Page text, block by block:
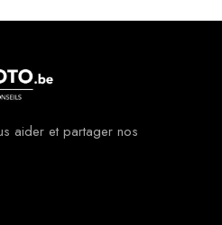
aider et partager nos